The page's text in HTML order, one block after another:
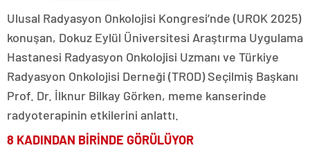
Ulusal Radyasyon Onkolojisi Kongresi’nde (UROK 2025)
konuşan, Dokuz Eylül Üniversitesi Araştırma Uygulama
Hastanesi Radyasyon Onkolojisi Uzmanı ve Türkiye
Radyasyon Onkolojisi Derneği (TROD) Seçilmiş Başkanı
Prof. Dr. İlknur Bilkay Görken, meme kanserinde
radyoterapinin etkilerini anlattı.
8 KADINDAN BİRİNDE GÖRÜLÜYOR